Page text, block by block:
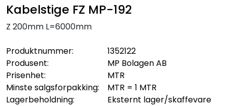
Kabelstige FZ MP-192
Z 200mm L=6000mm
Produktnummer:
1352122
Produsent:
MP Bolagen AB
Prisenhet:
MTR
Minste salgsforpakking:
MTR = 1 MTR
Lagerbeholdning:
Eksternt lager/skaffevare
Provisorisk
Belysning
Sikringsmateriell